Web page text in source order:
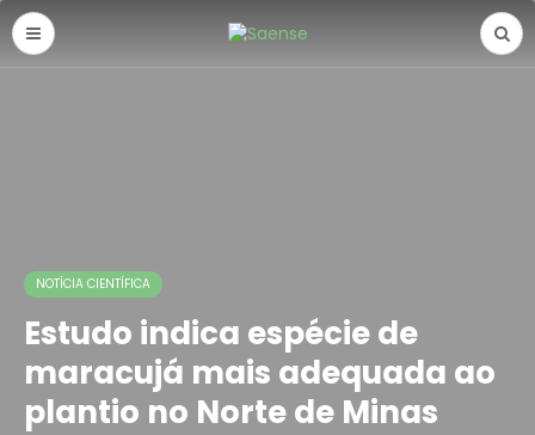
NOTÍCIA CIENTÍFICA
Estudo indica espécie de
maracujá mais adequada ao
plantio no Norte de Minas